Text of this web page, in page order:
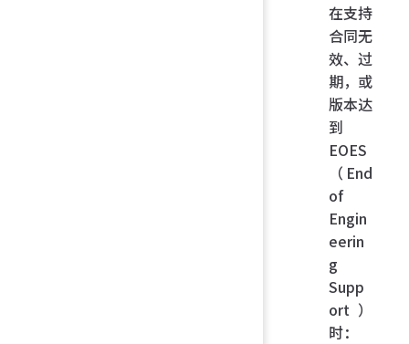
在支持
合同无
效、过
期，或
版本达
到
EOES
（End
of
Engin
eerin
g
Supp
ort）
时：